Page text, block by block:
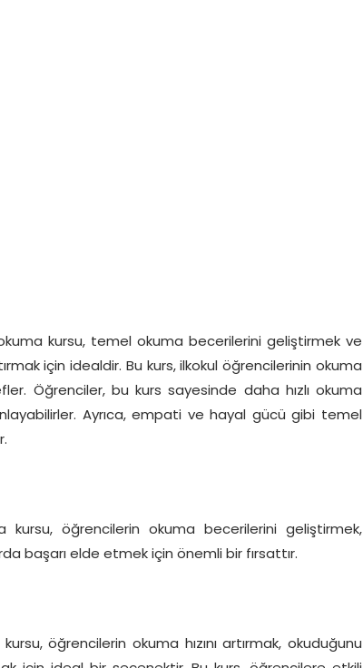
kursu, temel okuma becerilerini geliştirmek ve
için idealdir. Bu kurs, ilkokul öğrencilerinin okuma
Öğrenciler, bu kurs sayesinde daha hızlı okuma
Ayrıca, empati ve hayal gücü gibi temel
kursu, öğrencilerin okuma becerilerini geliştirmek,
başarı elde etmek için önemli bir fırsattır.
öğrencilerin okuma hızını artırmak, okuduğunu